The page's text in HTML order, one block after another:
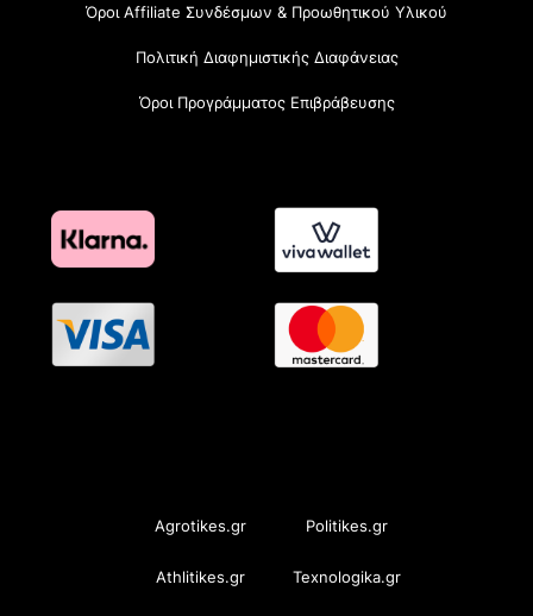
Όροι Affiliate Συνδέσμων & Προωθητικού Υλικού
Πολιτική Διαφημιστικής Διαφάνειας
Όροι Προγράμματος Επιβράβευσης
Agrotikes.gr Politikes.gr
Athlitikes.gr Texnologika.gr